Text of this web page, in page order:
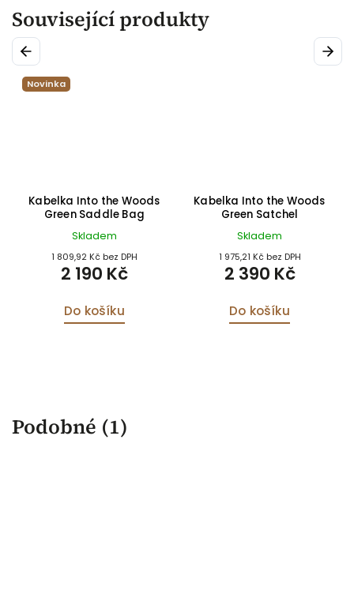
Související produkty
Previous
Novinka
Kabelka Into the Woods
Green Saddle Bag
Skladem
1 809,92 Kč bez DPH
2 190 Kč
Do košíku
Kabelka Into the Woods
Green Satchel
Skladem
1 975,21 Kč bez DPH
2 390 Kč
Do košíku
Next
Podobné (1)